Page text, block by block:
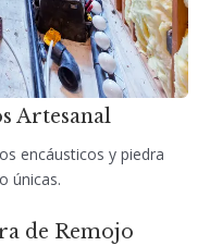
Artesanal
encáusticos y piedra
únicas.
de Remojo